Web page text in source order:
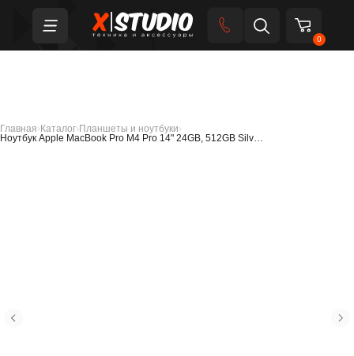
0
Главная› Каталог› Планшеты и ноутбуки›
Ноутбук Apple MacBook Pro M4 Pro 14" 24GB, 512GB Silv…